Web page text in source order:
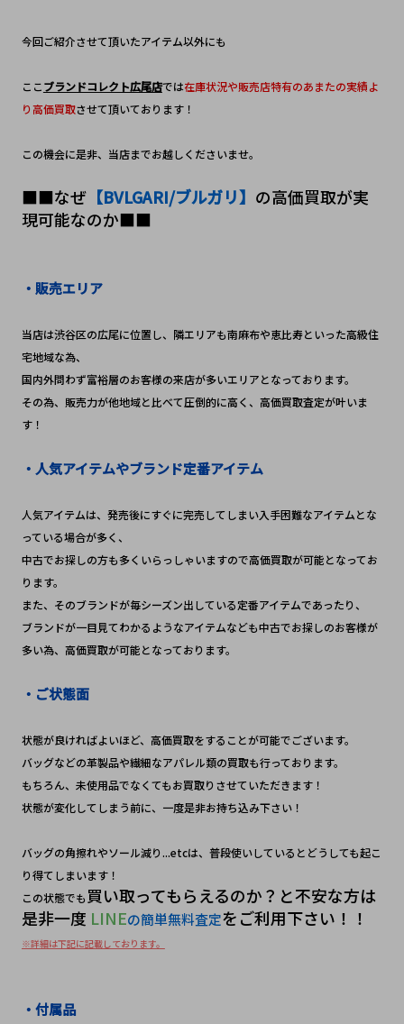
今回ご紹介させて頂いたアイテム以外にも
ここブランドコレクト広尾店では在庫状況や販売店特有のあまたの実績よ
り高価買取させて頂いております！
この機会に是非、当店までお越しくださいませ。
■■なぜ【BVLGARI/ブルガリ】 の高価買取が実
現可能なのか■■
・販売エリア
当店は渋谷区の広尾に位置し、隣エリアも南麻布や恵比寿といった高級住
宅地域な為、
国内外問わず富裕層のお客様の来店が多いエリアとなっております。
その為、販売力が他地域と比べて圧倒的に高く、高価買取査定が叶いま
す！
・人気アイテムやブランド定番アイテム
人気アイテムは、発売後にすぐに完売してしまい入手困難なアイテムとな
っている場合が多く、
中古でお探しの方も多くいらっしゃいますので高価買取が可能となってお
ります。
また、そのブランドが毎シーズン出している定番アイテムであったり、
ブランドが一目見てわかるようなアイテムなども中古でお探しのお客様が
多い為、高価買取が可能となっております。
・ご状態面
状態が良ければよいほど、高価買取をすることが可能でございます。
バッグなどの革製品や繊細なアパレル類の買取も行っております。
もちろん、未使用品でなくてもお買取りさせていただきます！
状態が変化してしまう前に、一度是非お持ち込み下さい！
バッグの角擦れやソール減り...etcは、普段使いしているとどうしても起こ
り得てしまいます！
この状態でも買い取ってもらえるのか？と不安な方は
是非一度 LINEの簡単無料査定をご利用下さい！！
※詳細は下記に記載しております。
・付属品